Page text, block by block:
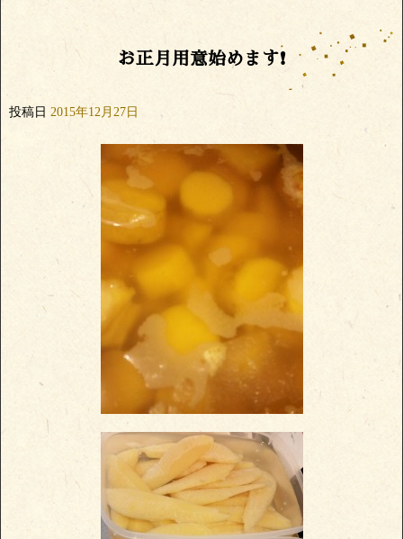
お正月用意始めます❗
投稿日 2015年12月27日